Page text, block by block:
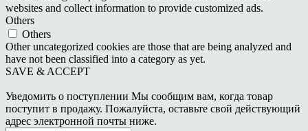
websites and collect information to provide customized ads.
Others
Others
Other uncategorized cookies are those that are being analyzed and
have not been classified into a category as yet.
SAVE & ACCEPT
Уведомить о поступлении Мы сообщим вам, когда товар
поступит в продажу. Пожалуйста, оставьте свой действующий
адрес электронной почты ниже.